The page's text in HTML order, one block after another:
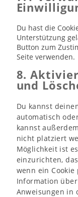
Du hast die
Unterstützung
Button zum
Seite verwenden.
8.
und
Du kannst
automatisch
kannst
nicht platziert
Möglichkeit ist
einzurichten,
wenn ein
Information
Anweisungen in